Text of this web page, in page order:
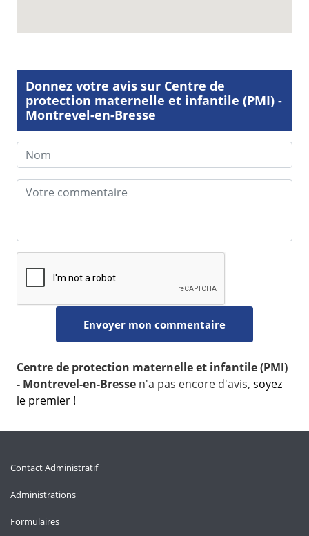
Donnez votre avis sur Centre de
protection maternelle et infantile (PMI) -
Montrevel-en-Bresse
Centre de protection maternelle et infantile (PMI)
- Montrevel-en-Bresse n'a pas encore d'avis, soyez
le premier !
Contact Administratif
Administrations
Formulaires